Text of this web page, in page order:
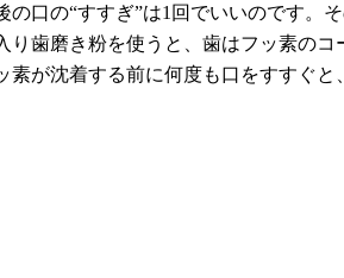
口の“すすぎ”は1回でいいのです
歯磨き粉を使うと、歯はフッ素の
が沈着する前に何度も口をすすぐ